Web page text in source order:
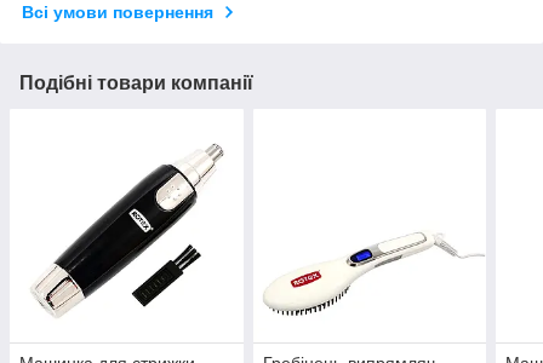
Всі умови повернення
Подібні товари компанії